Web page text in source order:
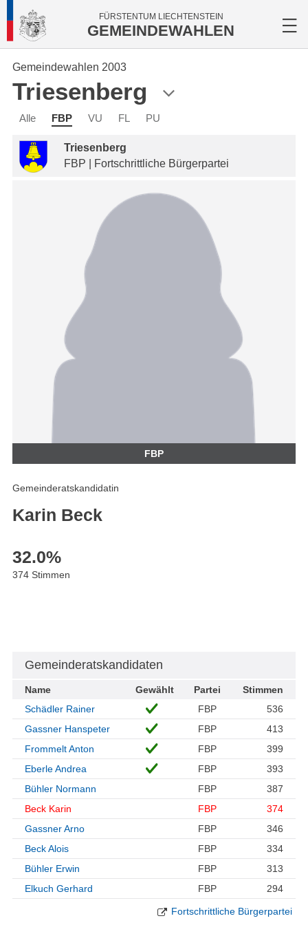
FÜRSTENTUM LIECHTENSTEIN
GEMEINDEWAHLEN
Gemeindewahlen 2003
Triesenberg
Alle FBP VU FL PU
Triesenberg
FBP | Fortschrittliche Bürgerpartei
FBP
Gemeinderatskandidatin
Karin Beck
32.0%
374 Stimmen
Gemeinderatskandidaten
Name Gewählt Partei
Stimmen
Schädler Rainer
FBP
536
Gassner Hanspeter
FBP
413
Frommelt Anton
FBP
399
Eberle Andrea
FBP
393
Bühler Normann
FBP
387
Beck Karin
FBP
374
Gassner Arno
FBP
346
Beck Alois
FBP
334
Bühler Erwin
FBP
313
Elkuch Gerhard
FBP 294
Fortschrittliche Bürgerpartei